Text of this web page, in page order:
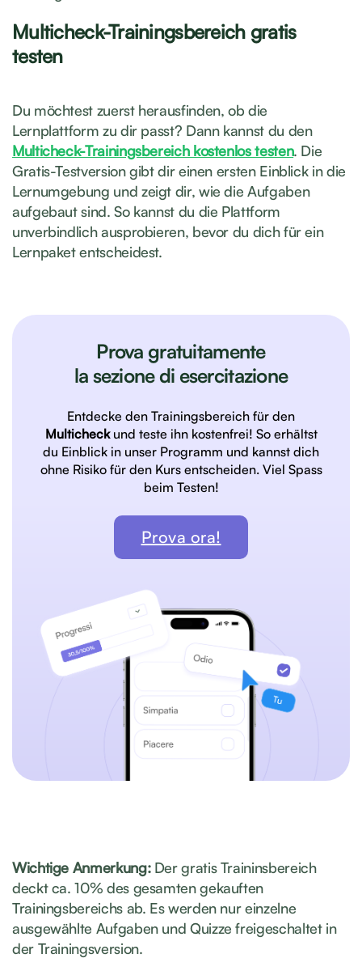
Multicheck-Trainingsbereich gratis
testen
Du möchtest zuerst herausfinden, ob die
Lernplattform zu dir passt? Dann kannst du den
Multicheck-Trainingsbereich kostenlos testen. Die
Gratis-Testversion gibt dir einen ersten Einblick in die
Lernumgebung und zeigt dir, wie die Aufgaben
aufgebaut sind. So kannst du die Plattform
unverbindlich ausprobieren, bevor du dich für ein
Lernpaket entscheidest.
Prova gratuitamente
la sezione di esercitazione
Entdecke den Trainingsbereich für den
Multicheckund teste ihn kostenfrei! So erhältst
du Einblick in unser Programm und kannst dich
ohne Risiko für den Kurs entscheiden. Viel Spass
beim Testen!
Prova ora!
Wichtige Anmerkung:Der gratis Traininsbereich
deckt ca. 10% des gesamten gekauften
Trainingsbereichs ab. Es werden nur einzelne
ausgewählte Aufgaben und Quizze freigeschaltet in
der Trainingsversion.